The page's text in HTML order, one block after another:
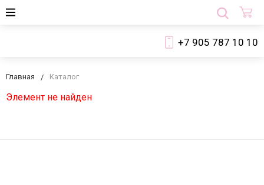
+7 905 787 10 10
Главная Каталог
Элемент не найден